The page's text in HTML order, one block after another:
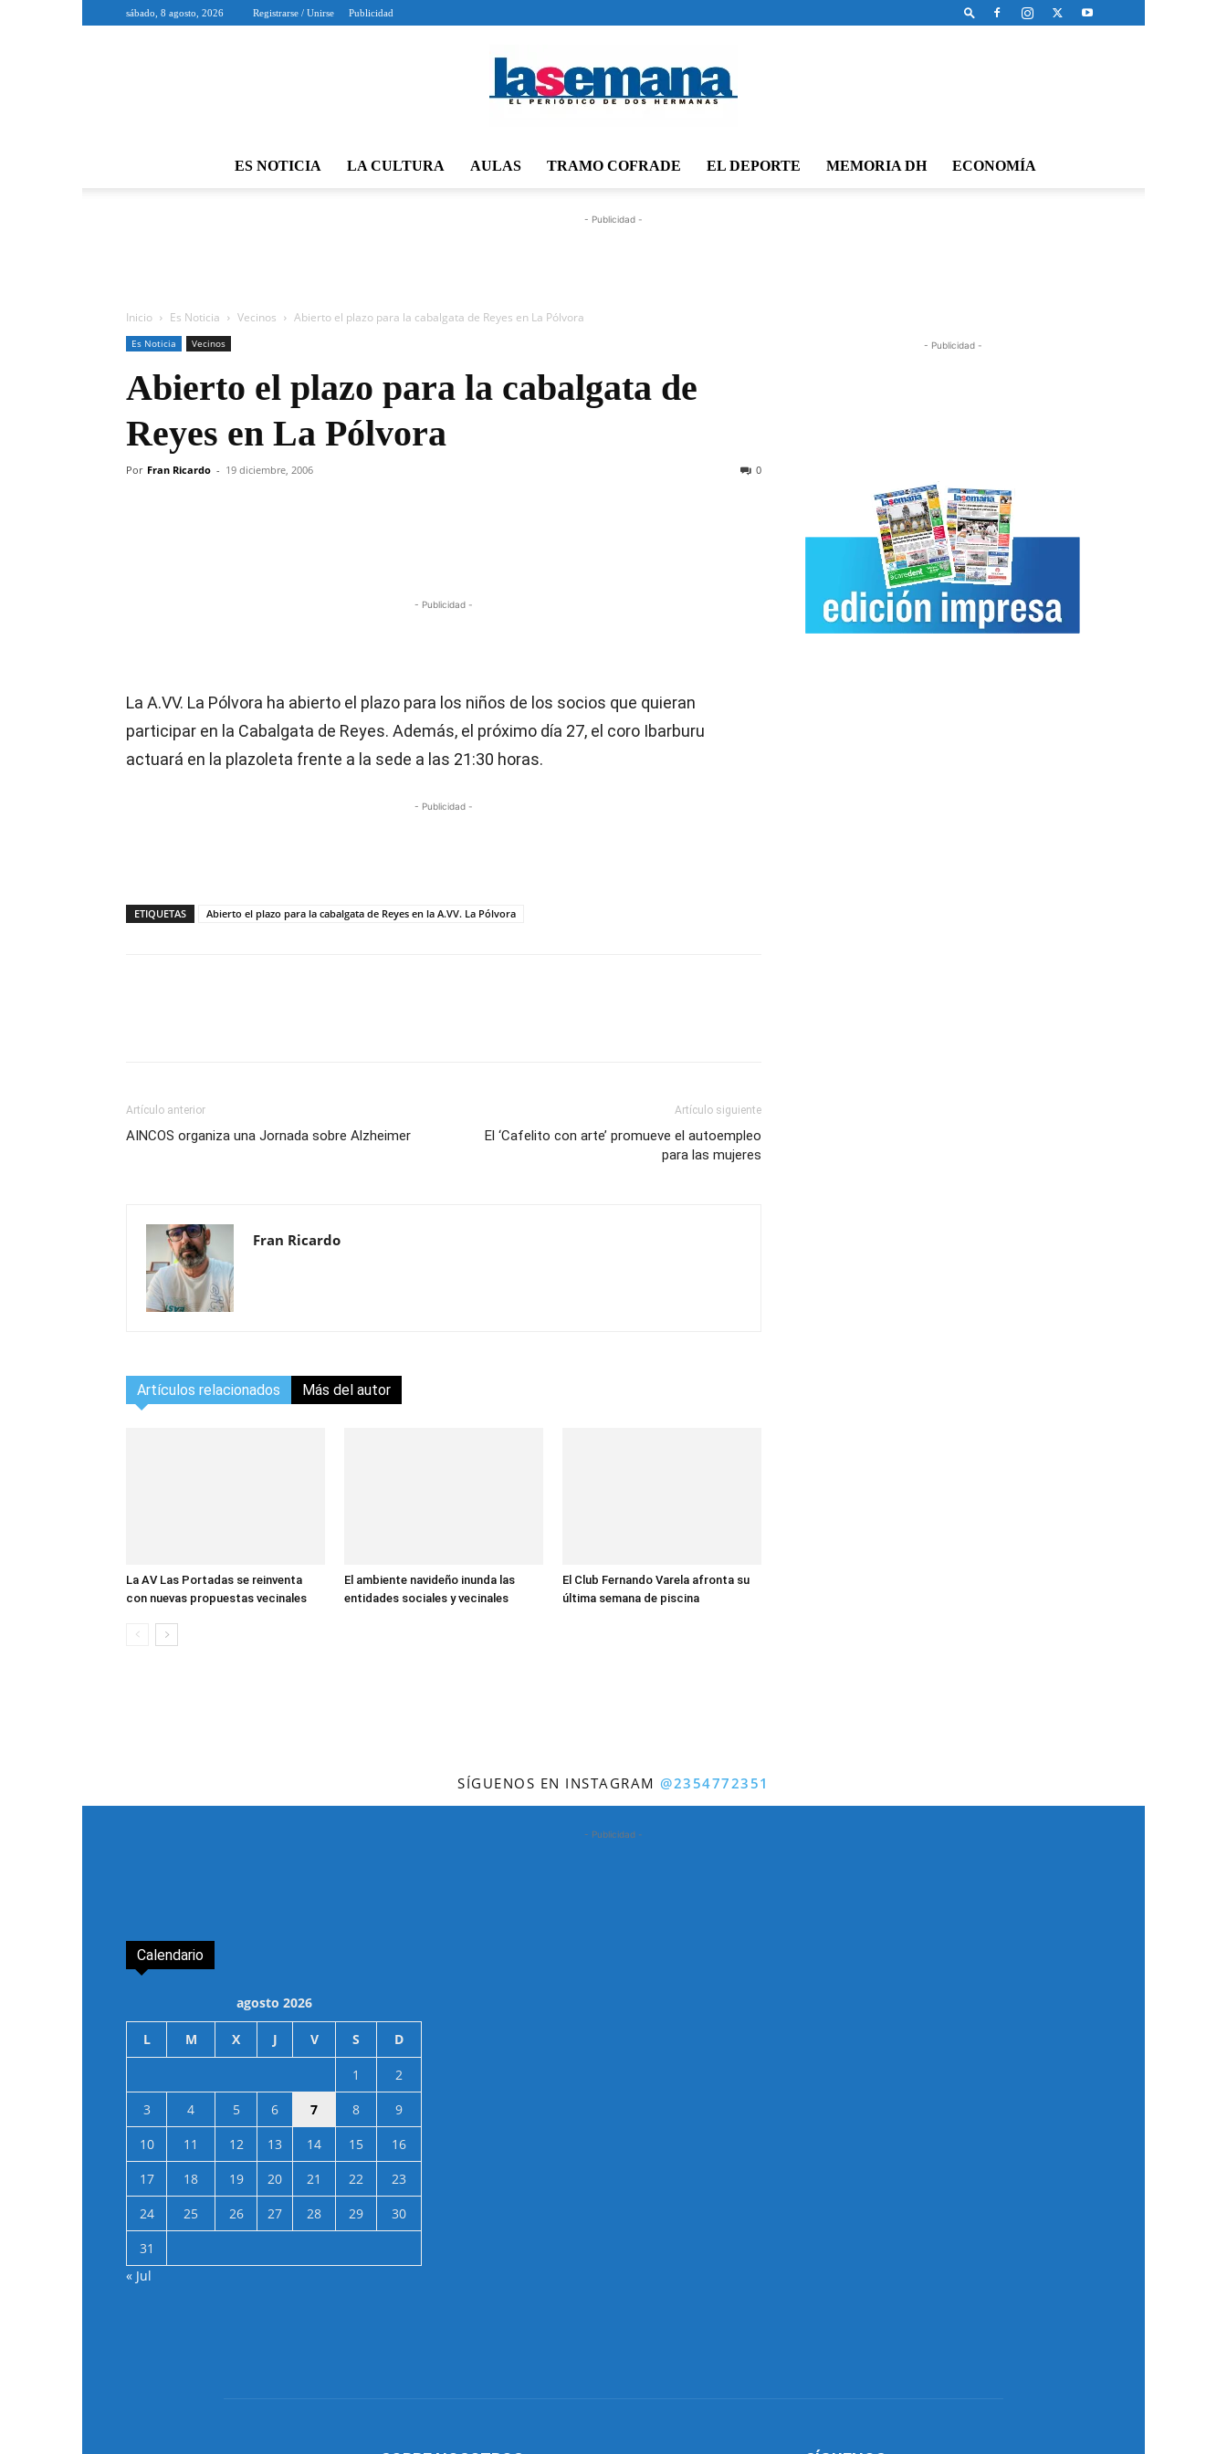
sábado, 8 agosto, 2026 Registrarse / Unirse Publicidad
ES NOTICIA LA CULTURA AULAS TRAMO COFRADE EL DEPORTE MEMORIA DH ECONOMÍA
- Publicidad -
Inicio Es Noticia Vecinos Abierto el plazo para la cabalgata de Reyes en La Pólvora
Es Noticia Vecinos
Abierto el plazo para la cabalgata de
Reyes en La Pólvora
Por Fran Ricardo - 19 diciembre, 2006 0
- Publicidad -
La A.VV. La Pólvora ha abierto el plazo para los niños de los socios que quieran
participar en la Cabalgata de Reyes. Además, el próximo día 27, el coro Ibarburu
actuará en la plazoleta frente a la sede a las 21:30 horas.
- Publicidad -
ETIQUETAS Abierto el plazo para la cabalgata de Reyes en la A.VV. La Pólvora
Artículo anterior
AINCOS organiza una Jornada sobre Alzheimer
Artículo siguiente
El ‘Cafelito con arte’ promueve el autoempleo
para las mujeres
Fran Ricardo
Artículos relacionados Más del autor
La AV Las Portadas se reinventa
con nuevas propuestas vecinales
El ambiente navideño inunda las
entidades sociales y vecinales
El Club Fernando Varela afronta su
última semana de piscina
- Publicidad -
SÍGUENOS EN INSTAGRAM@2354772351
- Publicidad -
Calendario
agosto 2026
L M X J V S D
1
2
3
4 5 6 7 8
9
10
11 12 13 14 15
16
17
18 19 20 21 22
23
24
25 26 27 28 29
30
31
« Jul